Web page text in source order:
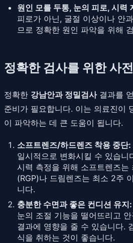
원인 모를 두통, 눈의 피로, 시력
피로가 아닌, 굴절 이상이나 안
므로 정확한 원인 파악을 위해
정확한 검사를 위한 사
정확한 강남안과 정밀검사결과를
준비가 필요합니다. 이는 의료진이
이 파악하는 데 큰 도움이 됩니다.
소프트렌즈/하드렌즈 착용 중단:
일시적으로 변화시킬 수 있습니
시력 측정을 위해 소프트렌즈는
(RGP)나 드림렌즈는 최소 2주
니다.
충분한 수면과 좋은 컨디션 유지:
눈의 조절 기능을 떨어뜨리고
결과에 영향을 줄 수 있습니다.
식을 취하는 것이 좋습니다.